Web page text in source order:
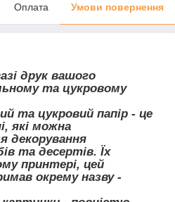
Оплата Умови повернення
друк вашого
та цукровому
папір - це
які можна
декорування
та десертів. Їх
принтері, цей
окрему назву -